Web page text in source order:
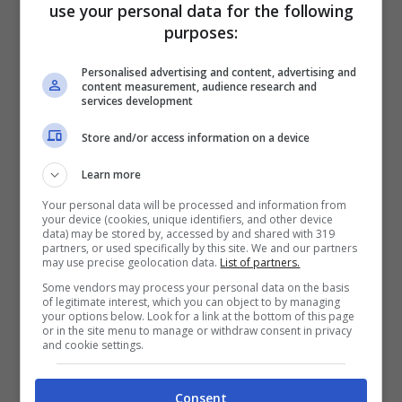
piace senza aspettare l’applauso.
Una volta ho provato con un vetiver
asciutto. Due spruzzi dentro il polso, uno
sul collo del pigiama. Ho letto dieci pagine
con più attenzione. Al mattino, il tessuto
teneva un’eco verde. Ho aperto la finestra
con più calma. Non è scienza dura. È
esperienza ripetibile.
Come usarlo in pigiama senza
esagerare
use your personal data for the following
purposes:
Personalised advertising and content, advertising and
content measurement, audience research and
services development
Store and/or access information on a device
Learn more
Your personal data will be processed and information from
your device (cookies, unique identifiers, and other device
data) may be stored by, accessed by and shared with 319
partners, or used specifically by this site. We and our partners
may use precise geolocation data. List of partners.
Some vendors may process your personal data on the basis
of legitimate interest, which you can object to by managing
your options below. Look for a link at the bottom of this page
or in the site menu to manage or withdraw consent in privacy
and cookie settings.
Consent